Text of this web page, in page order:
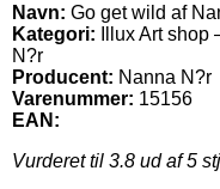
Navn: Go get wild af
Kategori: Illux Art shop
N?r
Producent: Nanna N?r
Varenummer: 15156
EAN:
Vurderet til 3.8 ud af 5